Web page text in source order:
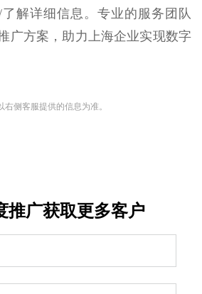
了解详细信息。专业的服务团队
广方案，助力上海企业实现数字
侧客服提供的信息为准。
推广获取更多客户